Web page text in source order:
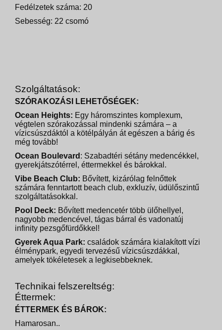
Fedélzetek száma: 20
Sebesség: 22 csomó
Szolgáltatások:
SZÓRAKOZÁSI LEHETŐSÉGEK:
Ocean Heights: Egy háromszintes komplexum,
végtelen szórakozással mindenki számára – a
vízicsúszdáktól a kötélpályán át egészen a bárig és
még tovább!
Ocean Boulevard : Szabadtéri sétány medencékkel,
gyerekjátszótérrel, éttermekkel és bárokkal.
Vibe Beach Club: Bővített, kizárólag felnőttek
számára fenntartott beach club, exkluzív, üdülőszintű
szolgáltatásokkal.
Pool Deck: Bővített medencetér több ülőhellyel,
nagyobb medencével, tágas bárral és vadonatúj
infinity pezsgőfürdőkkel!
Gyerek Aqua Park: családok számára kialakított vízi
élménypark, egyedi tervezésű vízicsúszdákkal,
amelyek tökéletesek a legkisebbeknek.
Technikai felszereltség:
Éttermek:
ÉTTERMEK ÉS BÁROK:
Hamarosan..